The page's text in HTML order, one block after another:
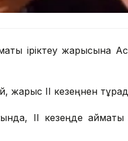
іріктеу жарысына
жарыс ІІ кезеңнен
ІІ кезеңде